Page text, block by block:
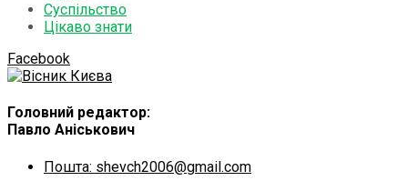
Суспільство
Цікаво знати
Facebook
Головний редактор:
Павло Аніськович
Пошта: shevch2006@gmail.com